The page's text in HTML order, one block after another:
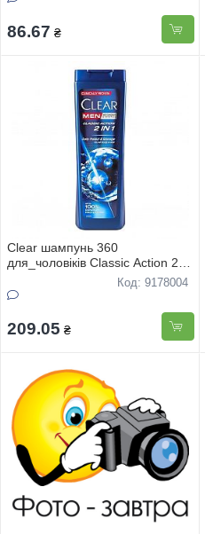
86.67 ₴
Clear шампунь 360
для_чоловіків Classic Action 2 in
Код: 9178004
209.05 ₴